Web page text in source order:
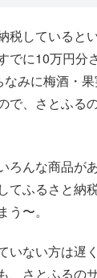
税していると
でに10万円分
なみに梅酒・
で、さとふる
ろんな商品が
てふるさと納
〜。
いない方は遅
、さとふるの